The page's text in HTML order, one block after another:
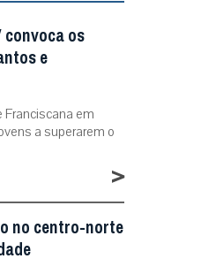
convoca os
e
Franciscana em
a superarem o
>
no centro-norte